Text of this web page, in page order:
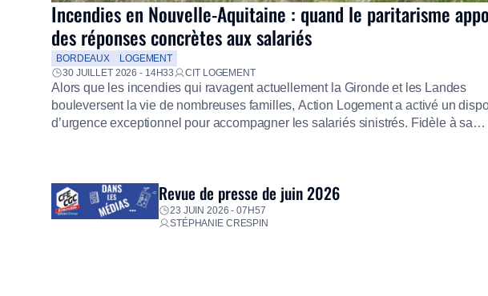
Incendies en Nouvelle-Aquitaine : quand le paritarisme
des réponses concrètes aux salariés
BORDEAUX
LOGEMENT
30 JUILLET 2026 - 14H33
CIT LOGEMENT
Alors que les incendies qui ravagent actuellement la Gironde et les Landes
bouleversent la vie de nombreuses familles, Action Logement a activé un
d’urgence exceptionnel pour accompagner les salariés sinistrés. Fidèle à sa
Revue de presse de juin 2026
23 JUIN 2026 - 07H57
STÉPHANIE CRESPIN